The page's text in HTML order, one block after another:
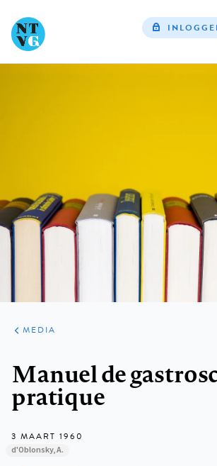
ARTIKELEN
VARIA
MEDIA
Manuel de
pratique
3 MAART 1960
d'Oblonsky, A.